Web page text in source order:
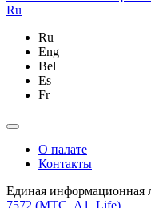
Ru
Ru
Eng
Bel
Es
Fr
О палате
Контакты
Единая информационная
7572 (МТС, A1, Life)